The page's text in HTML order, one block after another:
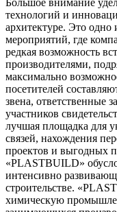
технологий и
архитектуре. Это
мероприятий, где
редкая возможность
производителями,
максимально
посетителей
звена, ответственные
участников
лучшая площадка для
связей, нахождения
проектов и выгодных
«PLASTBUILD»
интенсивно
строительстве.
химическую